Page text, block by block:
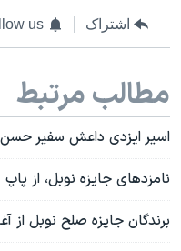
اشتراک us
مطالب مرتبط
اسیر ایزدی داعش سفیر
نامزدهای جایزه نوبل، از
برندگان جایزه صلح نوبل از